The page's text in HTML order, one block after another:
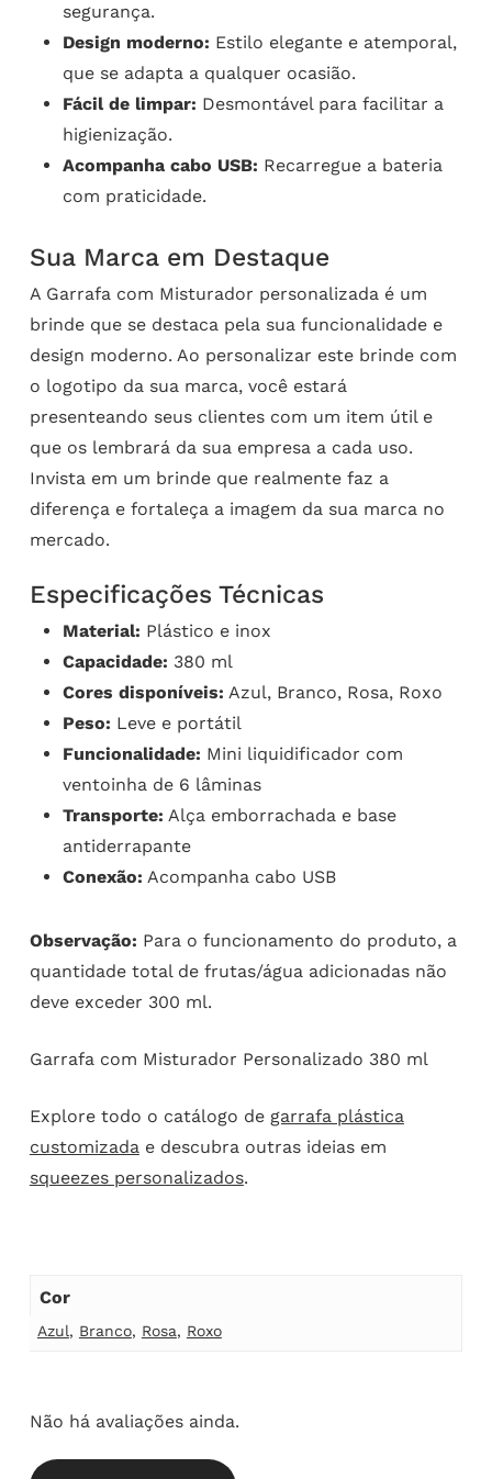
segurança.
Design moderno: Estilo elegante e atemporal,
que se adapta a qualquer ocasião.
Fácil de limpar: Desmontável para facilitar a
higienização.
Acompanha cabo USB: Recarregue a bateria
com praticidade.
Sua Marca em Destaque
A Garrafa com Misturador personalizada é um
brinde que se destaca pela sua funcionalidade e
design moderno. Ao personalizar este brinde com
o logotipo da sua marca, você estará
presenteando seus clientes com um item útil e
que os lembrará da sua empresa a cada uso.
Invista em um brinde que realmente faz a
diferença e fortaleça a imagem da sua marca no
mercado.
Especificações Técnicas
Material: Plástico e inox
Capacidade: 380 ml
Cores disponíveis: Azul, Branco, Rosa, Roxo
Peso: Leve e portátil
Funcionalidade: Mini liquidificador com
ventoinha de 6 lâminas
Transporte: Alça emborrachada e base
antiderrapante
Conexão: Acompanha cabo USB
Observação: Para o funcionamento do produto, a
quantidade total de frutas/água adicionadas não
deve exceder 300 ml.
Garrafa com Misturador Personalizado 380 ml
Explore todo o catálogo de garrafa plástica
customizadae descubra outras ideias em
squeezes personalizados.
Cor
Azul, Branco, Rosa, Roxo
Não há avaliações ainda.